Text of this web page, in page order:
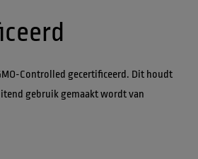
Controlled gecertificeerd. Dit houdt
gebruik gemaakt wordt van